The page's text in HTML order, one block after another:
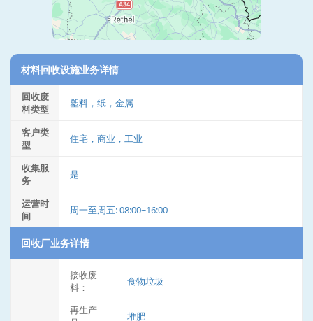
材料回收设施业务详情
回收废
料类型
塑料，纸，金属
客户类
型
住宅，商业，工业
收集服
务
是
运营时
间
周一至周五: 08:00~16:00
回收厂业务详情
接收废
料：
食物垃圾
再生产
堆肥